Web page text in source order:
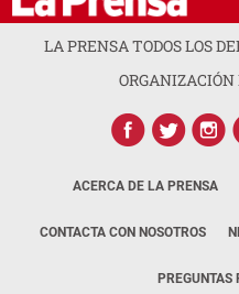
LA PRENSA TODOS LOS
ACERCA DE LA PRENSA
CONTACTA CON NOSOTROS
PREGUNTAS